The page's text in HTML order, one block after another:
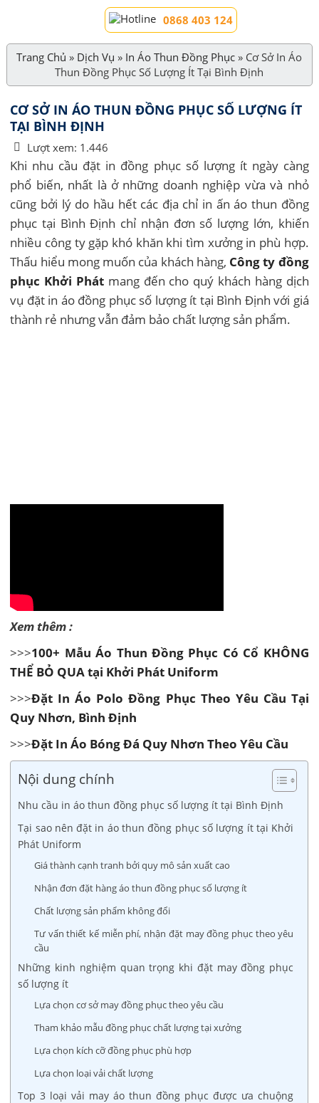
0868 403 124
Trang Chủ » Dịch Vụ » In Áo Thun Đồng Phục » Cơ Sở In Áo
Thun Đồng Phục Số Lượng Ít Tại Bình Định
CƠ SỞ IN ÁO THUN ĐỒNG PHỤC SỐ LƯỢNG ÍT
TẠI BÌNH ĐỊNH
Lượt xem: 1.446
Khi nhu cầu đặt in đồng phục số lượng ít ngày càng
phổ biến, nhất là ở những doanh nghiệp vừa và nhỏ
cũng bởi lý do hầu hết các địa chỉ in ấn áo thun đồng
phục tại Bình Định chỉ nhận đơn số lượng lớn, khiến
nhiều công ty gặp khó khăn khi tìm xưởng in phù hợp.
Thấu hiểu mong muốn của khách hàng, Công ty đồng
phục Khởi Phátmang đến cho quý khách hàng dịch
vụ đặt in áo đồng phục số lượng ít tại Bình Định với giá
thành rẻ nhưng vẫn đảm bảo chất lượng sản phẩm.
Xem thêm :
>>>100+ Mẫu Áo Thun Đồng Phục Có Cổ KHÔNG
THỂ BỎ QUA tại Khởi Phát Uniform
>>>Đặt In Áo Polo Đồng Phục Theo Yêu Cầu Tại
Quy Nhơn, Bình Định
>>>Đặt In Áo Bóng Đá Quy Nhơn Theo Yêu Cầu
Nội dung chính
Nhu cầu in áo thun đồng phục số lượng ít tại Bình Định
Tại sao nên đặt in áo thun đồng phục số lượng ít tại Khởi
Phát Uniform
Giá thành cạnh tranh bởi quy mô sản xuất cao
Nhận đơn đặt hàng áo thun đồng phục số lượng ít
Chất lượng sản phẩm không đổi
Tư vấn thiết kế miễn phí, nhận đặt may đồng phục theo yêu
cầu
Những kinh nghiệm quan trọng khi đặt may đồng phục
số lượng ít
Lựa chọn cơ sở may đồng phục theo yêu cầu
Tham khảo mẫu đồng phục chất lượng tại xưởng
Lựa chọn kích cỡ đồng phục phù hợp
Lựa chọn loại vải chất lượng
Top 3 loại vải may áo thun đồng phục được ưa chuộng